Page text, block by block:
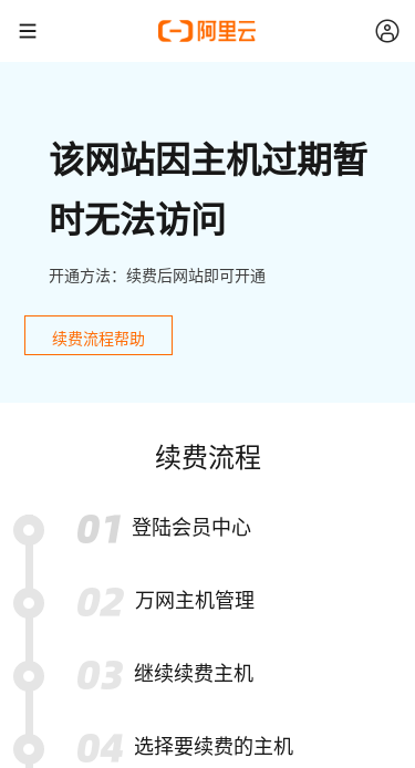
该网站因主机过期暂
时无法访问
开通方法：续费后网站即可开通
续费流程帮助
续费流程
登陆会员中心
万网主机管理
继续续费主机
选择要续费的主机